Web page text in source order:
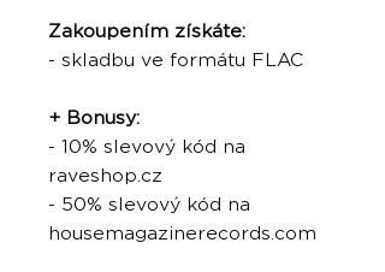
Zakoupením získáte:
- skladbu ve formátu FLAC
+ Bonusy:
- 10% slevový kód na
raveshop.cz
- 50% slevový kód na
housemagazinerecords.com